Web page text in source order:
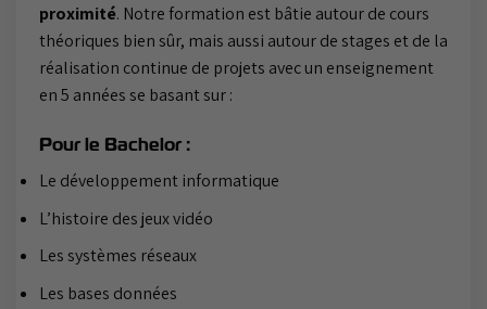
proximité. Notre formation est bâtie autour de cours
théoriques bien sûr, mais aussi autour de stages et de la
réalisation continue de projets avec un enseignement
en 5 années se basant sur :
Pour le Bachelor :
Le développement informatique
L’histoire des jeux vidéo
Les systèmes réseaux
Les bases données